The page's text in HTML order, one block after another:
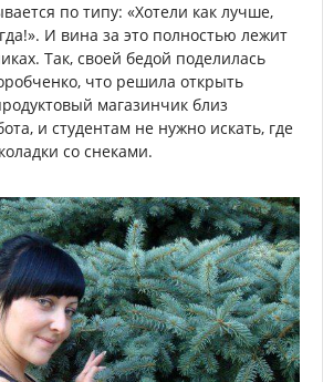
по типу: «Хотели как лучше,
И вина за это полностью лежит
Так, своей бедой поделилась
что решила открыть
магазинчик близ
и студентам не нужно искать, где
со снеками.